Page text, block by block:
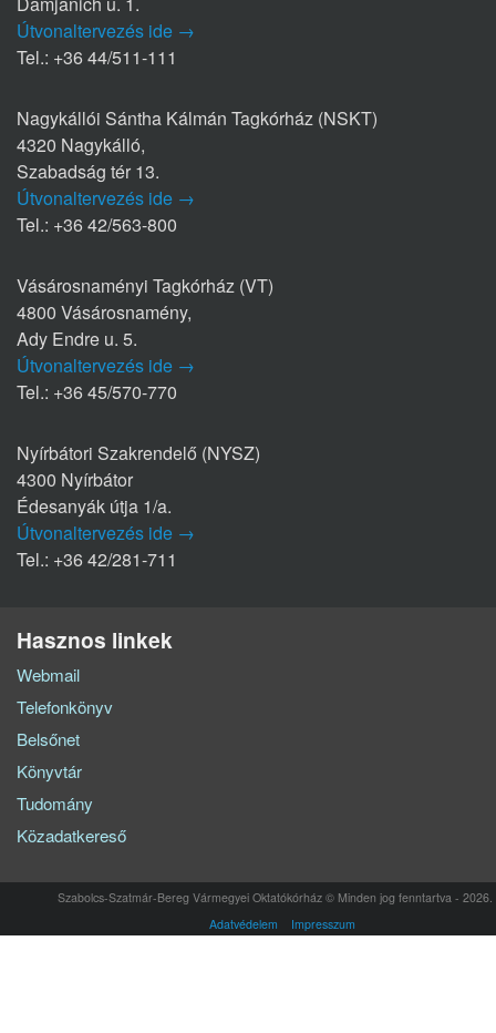
Útvonaltervezés ide →
Tel.: +36 44/511-111
Nagykállói Sántha Kálmán Tagkórház (NSKT)
4320 Nagykálló,
Szabadság tér 13.
Útvonaltervezés ide →
Tel.: +36 42/563-800
Vásárosnaményi Tagkórház (VT)
4800 Vásárosnamény,
Ady Endre u. 5.
Útvonaltervezés ide →
Tel.: +36 45/570-770
Nyírbátori Szakrendelő (NYSZ)
4300 Nyírbátor
Édesanyák útja 1/a.
Útvonaltervezés ide →
Tel.: +36 42/281-711
Hasznos linkek
Webmail
Telefonkönyv
Belsőnet
Könyvtár
Tudomány
Közadatkereső
Szabolcs-Szatmár-Bereg Vármegyei Oktatókórház © Minden jog fenntartva - 2026.
Adatvédelem
Impresszum